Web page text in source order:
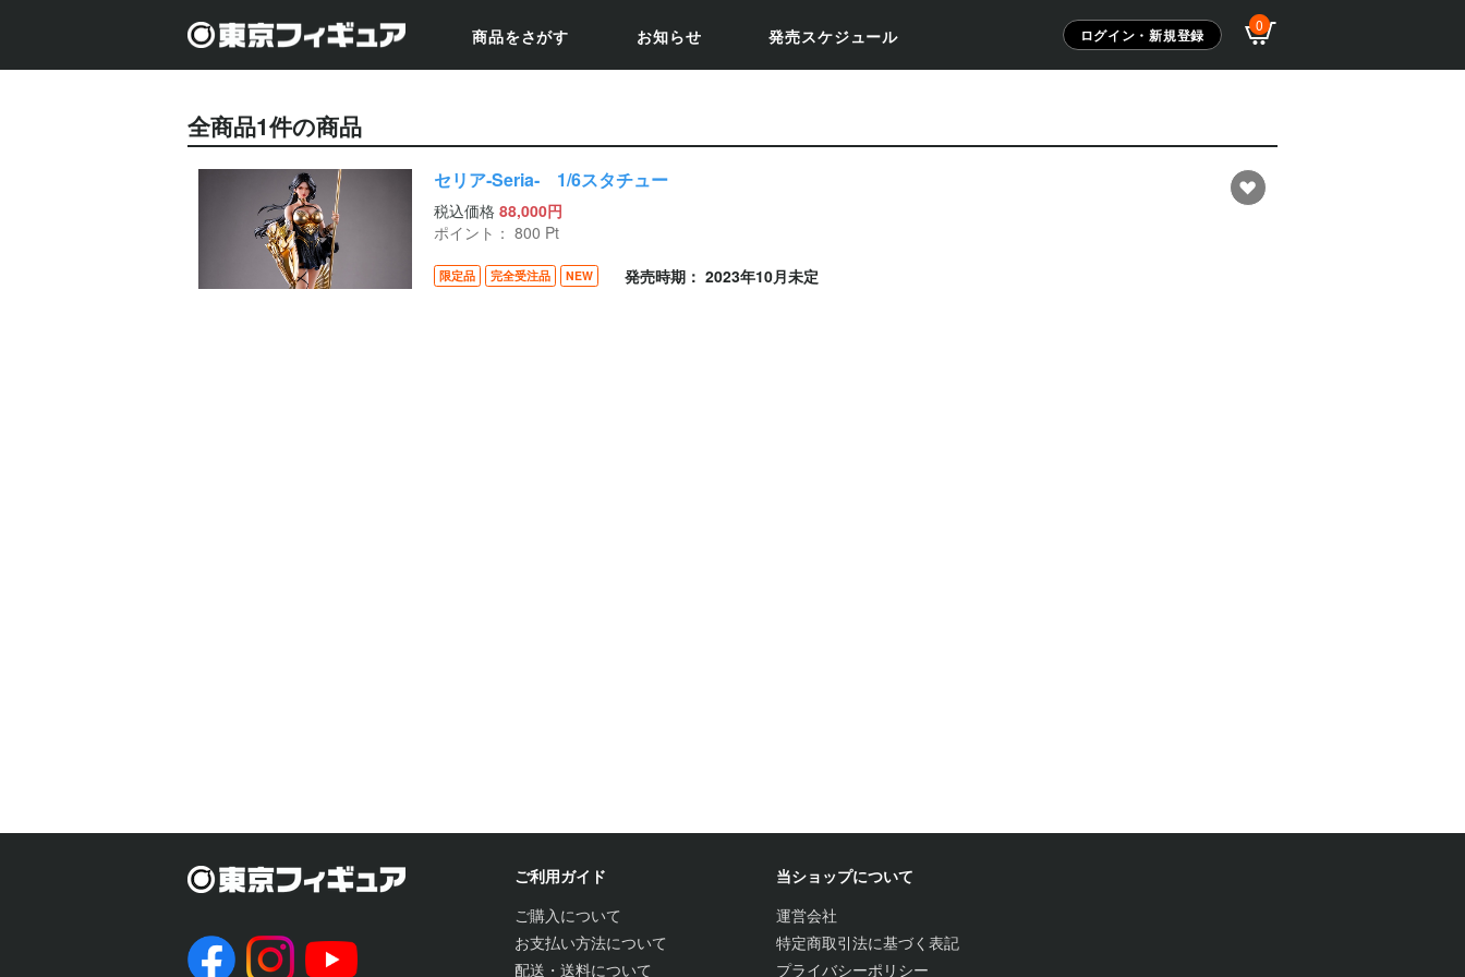
商品をさがす お知らせ 発売スケジュール ログイン・新規登録
0
全商品1件の商品
セリア‐Seria‐ 1/6スタチュー
税込価格 88,000円
ポイント： 800 Pt
限定品 完全受注品 NEW 発売時期： 2023年10月未定
ご利用ガイド
ご購入について
お支払い方法について
配送・送料について
当ショップについて
運営会社
特定商取引法に基づく表記
プライバシーポリシー